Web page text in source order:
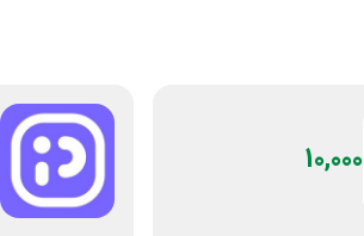
10,000